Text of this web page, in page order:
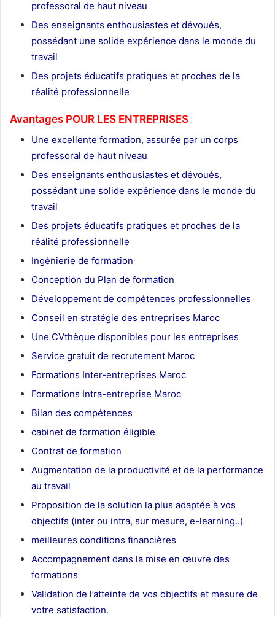
professoral de haut niveau
Des enseignants enthousiastes et dévoués,
possédant une solide expérience dans le monde du
travail
Des projets éducatifs pratiques et proches de la
réalité professionnelle
Avantages POUR LES ENTREPRISES
Une excellente formation, assurée par un corps
professoral de haut niveau
Des enseignants enthousiastes et dévoués,
possédant une solide expérience dans le monde du
travail
Des projets éducatifs pratiques et proches de la
réalité professionnelle
Ingénierie de formation
Conception du Plan de formation
Développement de compétences professionnelles
Conseil en stratégie des entreprises Maroc
Une CVthèque disponibles pour les entreprises
Service gratuit de recrutement Maroc
Formations Inter-entreprises Maroc
Formations Intra-entreprise Maroc
Bilan des compétences
cabinet de formation éligible
Contrat de formation
Augmentation de la productivité et de la performance
au travail
Proposition de la solution la plus adaptée à vos
objectifs (inter ou intra, sur mesure, e-learning..)
meilleures conditions financières
Accompagnement dans la mise en œuvre des
formations
Validation de l’atteinte de vos objectifs et mesure de
votre satisfaction.